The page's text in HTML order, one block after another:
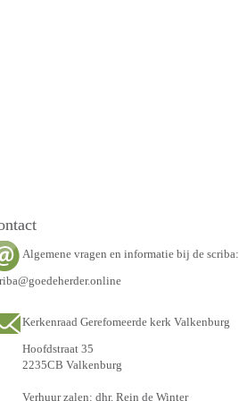
Algemene vragen en informatie bij de scriba:
Kerkenraad Gerefomeerde kerk Valkenburg
Hoofdstraat 35
2235CB Valkenburg
Verhuur zalen: dhr. Rein de Winter